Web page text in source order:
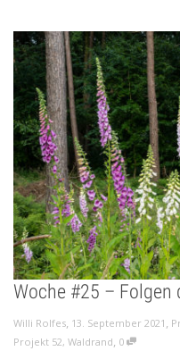
Woche #25 – Folgen
Willi Rolfes, 13. September 2021 ,
Projekt 52, Waldrand, 0